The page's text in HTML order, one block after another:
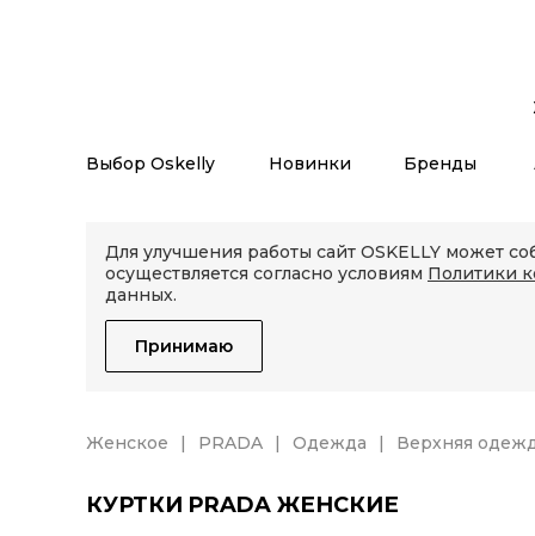
Выбор Oskelly Новинки Бренды
Для улучшения работы сайт OSKELLY может
осуществляется согласно условиям Политики
данных.
Принимаю
Женское PRADA Одежда Верхняя
КУРТКИ PRADA ЖЕНСКИЕ